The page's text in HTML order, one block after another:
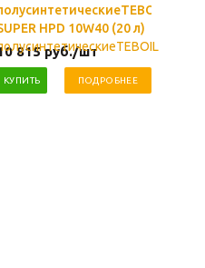
HPD 10W40 (20 л)
815руб./шт
КУПИТЬ ПОДРОБНЕЕ